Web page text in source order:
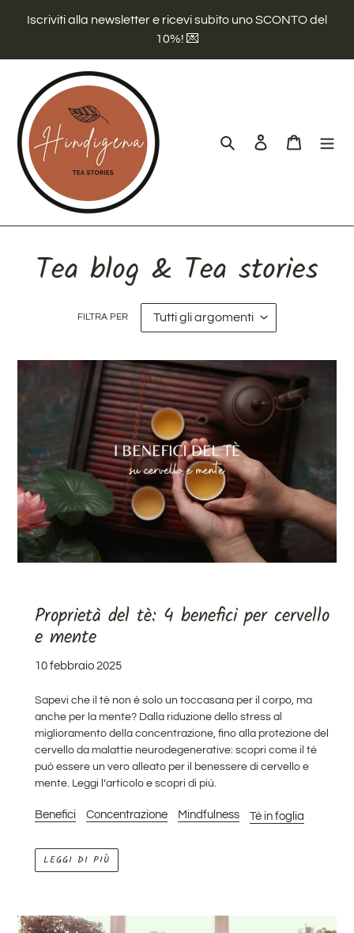
direttamente
contenuti
Iscriviti alla newsletter e ricevi subito uno SCONTO del
10%! 💌
Cerca Accedi Carrello
Tea blog & Tea stories
FILTRA PER
Proprietà del tè: 4 benefici per cervello
e mente
10 febbraio 2025
Sapevi che il tè non è solo un toccasana per il corpo, ma
anche per la mente? Dalla riduzione dello stress al
miglioramento della concentrazione, fino alla protezione del
cervello da malattie neurodegenerative: scopri come il tè
può essere un vero alleato per il benessere di cervello e
mente. Leggi l’articolo e scopri di più.
Benefici Concentrazione Mindfulness Tè in foglia
LEGGI DI PIÙ